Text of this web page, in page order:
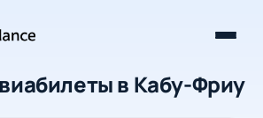
в Кабу-Фриу